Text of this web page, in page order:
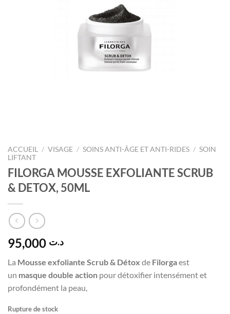
ACCUEIL / VISAGE / SOINS ANTI-ÂGE ET ANTI-RIDES / SOIN
LIFTANT
FILORGA MOUSSE EXFOLIANTE SCRUB
& DETOX, 50ML
د.ت
La Mousse exfoliante Scrub & Détox de Filorgaest
un masque double action pour détoxifier intensément et
profondément la peau,
Rupture de stock